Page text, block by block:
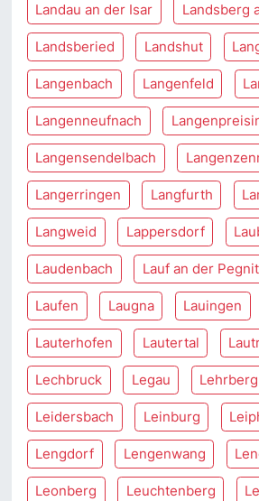
Landau an der Isar Landsberg
Landsberied Landshut
Langenbach Langenfeld
Langenneufnach
Langensendelbach
Langerringen Langfurth
Langweid Lappersdorf
Laudenbach Lauf an der
Laufen Laugna Lauingen
Lauterhofen Lautertal
Lechbruck Legau Lehrberg
Leidersbach Leinburg
Lengdorf Lengenwang
Leonberg Leuchtenberg